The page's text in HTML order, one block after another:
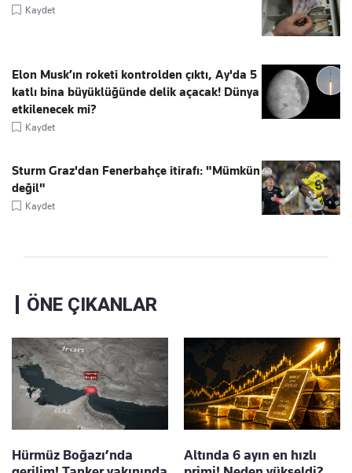
Kaydet
Elon Musk’ın roketi kontrolden çıktı, Ay'da 5
katlı bina büyüklüğünde delik açacak! Dünya
etkilenecek mi?
Kaydet
Sturm Graz'dan Fenerbahçe itirafı: "Mümkün
değil"
Kaydet
ÖNE ÇIKANLAR
Hürmüz Boğazı’nda
Altında 6 ayın en hızlı